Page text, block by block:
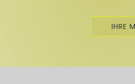
IHRE